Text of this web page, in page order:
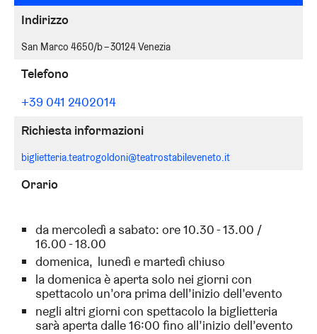
Indirizzo
San Marco 4650/b – 30124 Venezia
Telefono
+39 041 2402014
Richiesta informazioni
biglietteria.teatrogoldoni@teatrostabileveneto.it
Orario
da mercoledì a sabato: ore 10.30 - 13.00 /
16.00 - 18.00
domenica, lunedì e martedì chiuso
la domenica è aperta solo nei giorni con
spettacolo un’ora prima dell’inizio dell’evento
negli altri giorni con spettacolo la biglietteria
sarà aperta dalle 16:00 fino all’inizio dell’evento